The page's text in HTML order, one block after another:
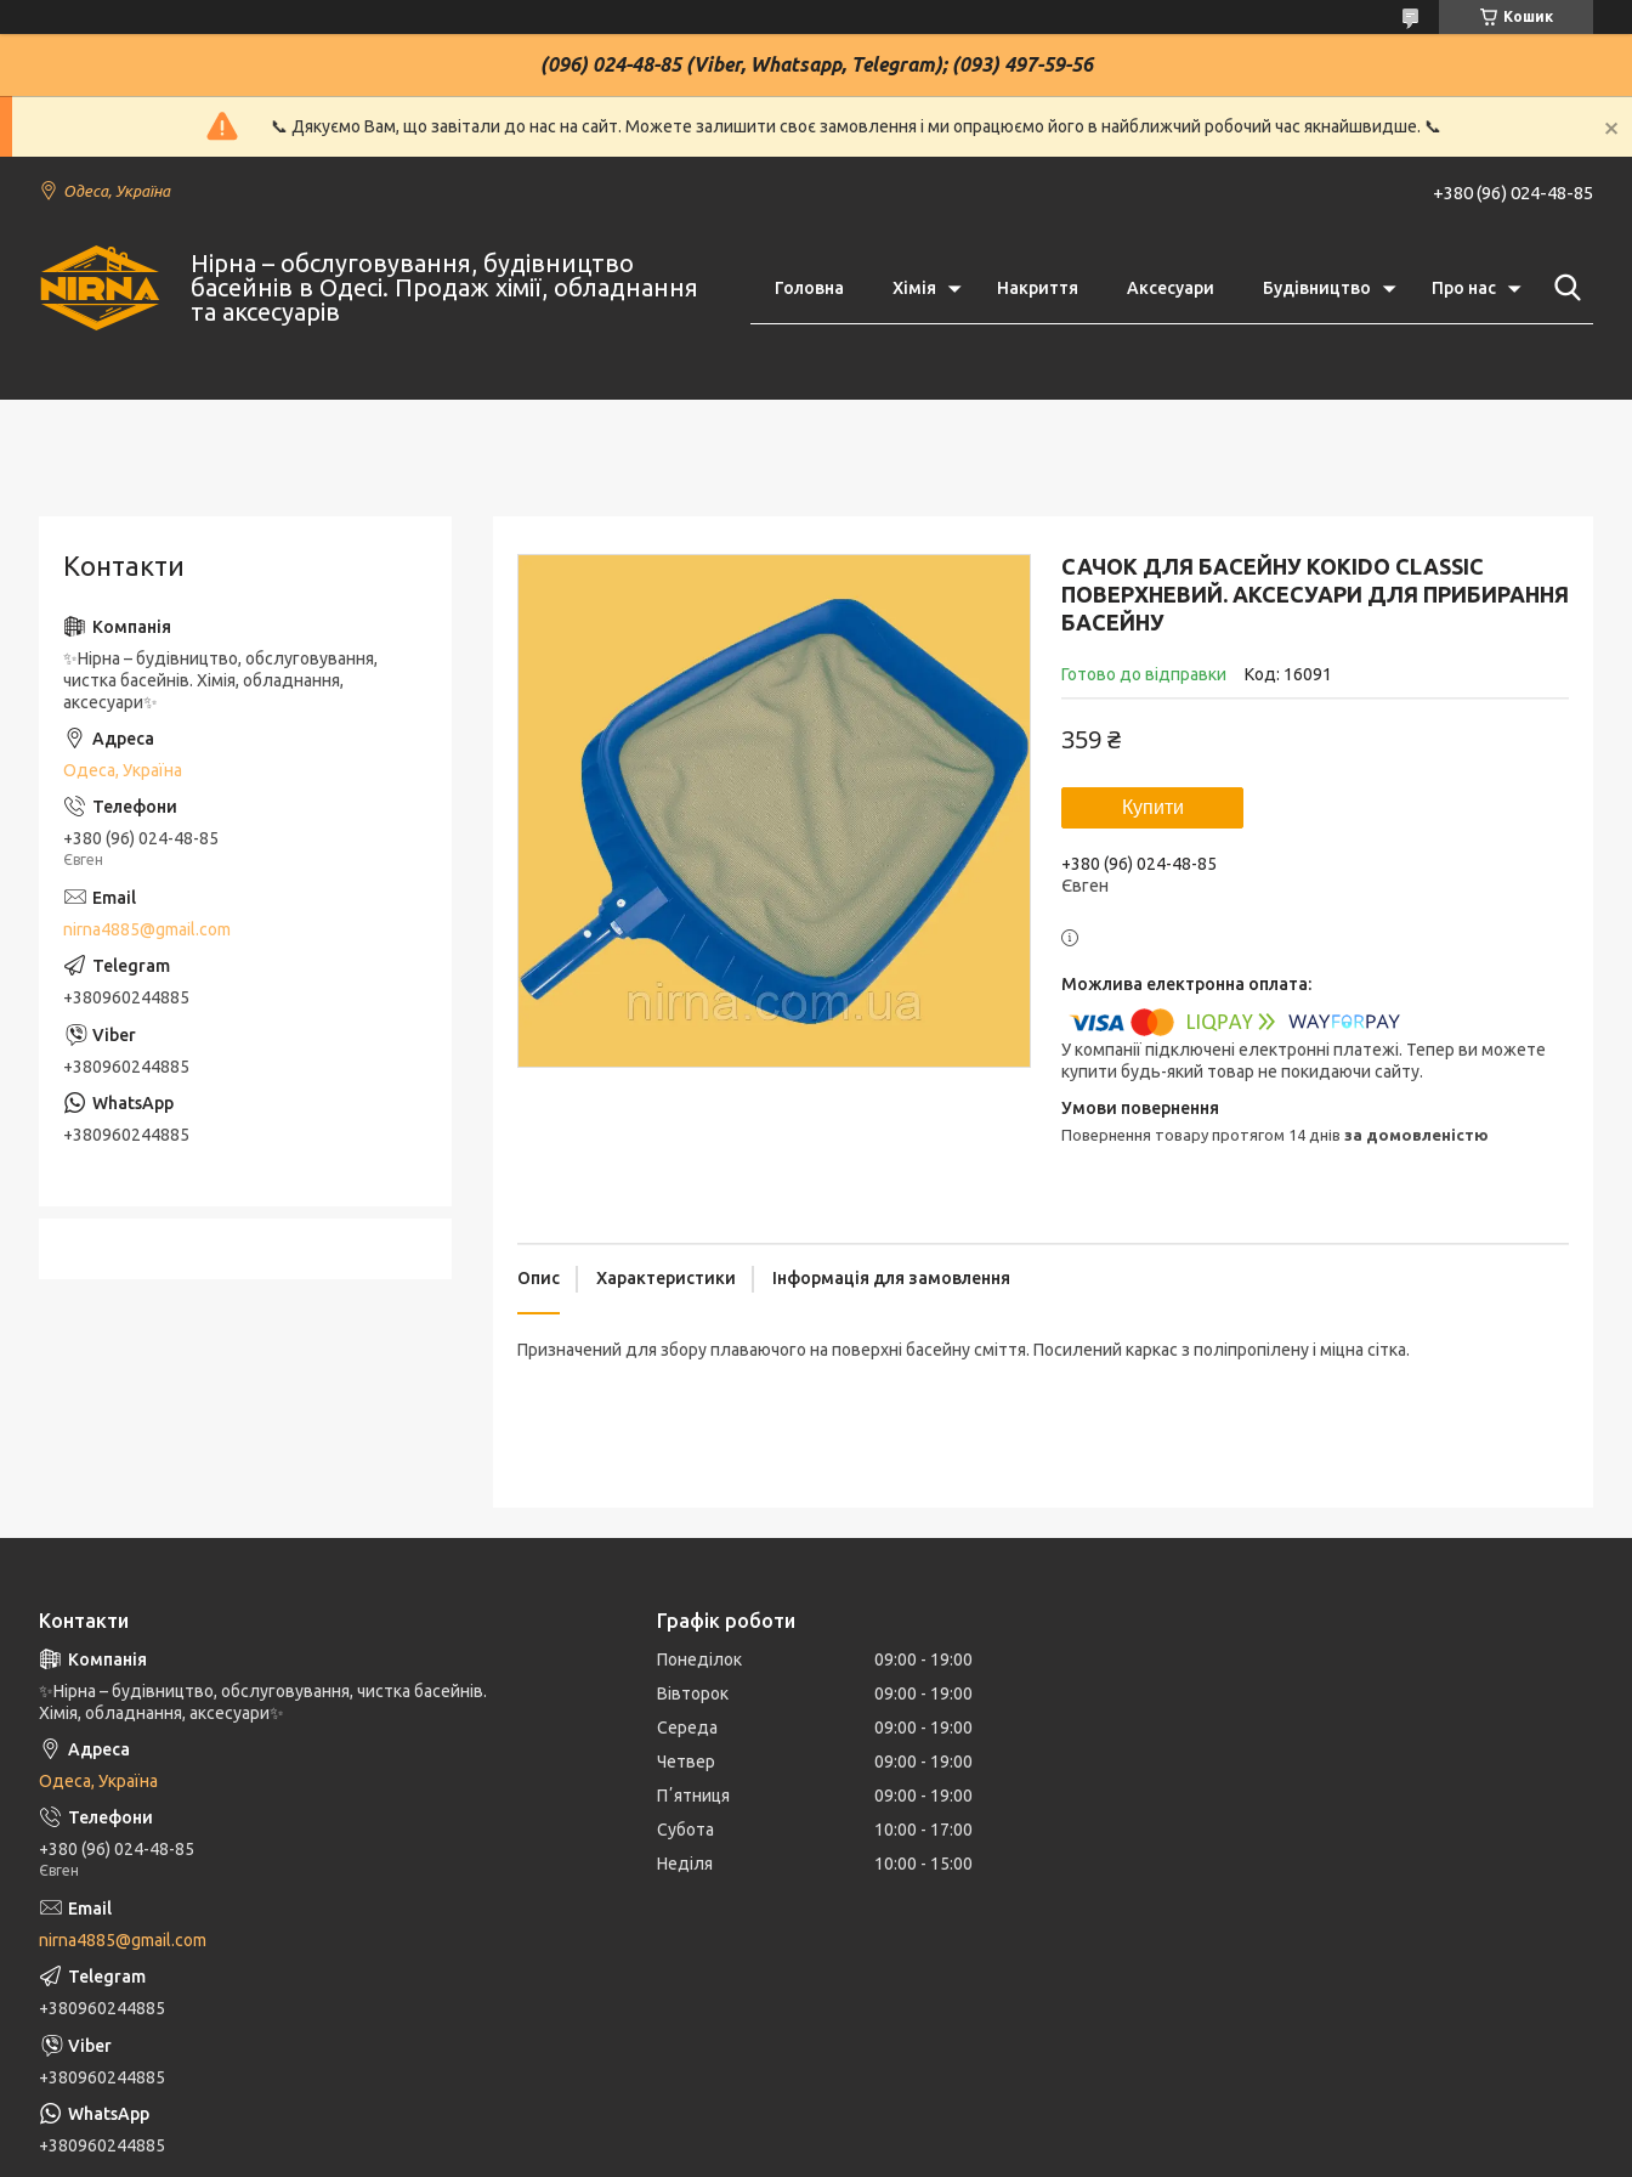
Кошик
(096) 024-48-85 (Viber, Whatsapp, Telegram); (093) 497-59-56
📞 Дякуємо Вам, що завітали до нас на сайт. Можете залишити своє замовлення і ми опрацюємо його в найближчий робочий час якнайшвидше. 📞
Одеса, Україна +380 (96) 024-48-85
Нірна – обслуговування, будівництво
басейнів в Одесі. Продаж хімії, обладнання
та аксесуарів
Головна Хімія Накриття Аксесуари Будівництво Про нас
САЧОК ДЛЯ БАСЕЙНУ KOKIDO CLASSIC
ПОВЕРХНЕВИЙ. АКСЕСУАРИ ДЛЯ ПРИБИРАННЯ
БАСЕЙНУ
Готово до відправки Код: 16091
359 ₴
Купити
+380 (96) 024-48-85
Євген
У компанії підключені електронні платежі. Тепер ви можете
купити будь-який товар не покидаючи сайту.
повернення товару протягом 14 днів за домовленістю
Опис Характеристики Інформація для замовлення
Призначений для збору плаваючого на поверхні басейну сміття. Посилений каркас з поліпропілену і міцна сітка.
Контакти
✨Нірна – будівництво, обслуговування,
чистка басейнів. Хімія, обладнання,
аксесуари✨
Одеса, Україна
+380 (96) 024-48-85
Євген
nirna4885@gmail.com
+380960244885
+380960244885
+380960244885
Контакти
✨Нірна – будівництво, обслуговування, чистка басейнів.
Хімія, обладнання, аксесуари✨
Одеса, Україна
+380 (96) 024-48-85
Євген
nirna4885@gmail.com
+380960244885
+380960244885
+380960244885
Графік роботи
Понеділок 09:00
19:00
Вівторок
09:00
19:00
Середа
09:00
19:00
Четвер
09:00
19:00
Пʼятниця
09:00
19:00
Субота
10:00
17:00
Неділя
10:00 15:00